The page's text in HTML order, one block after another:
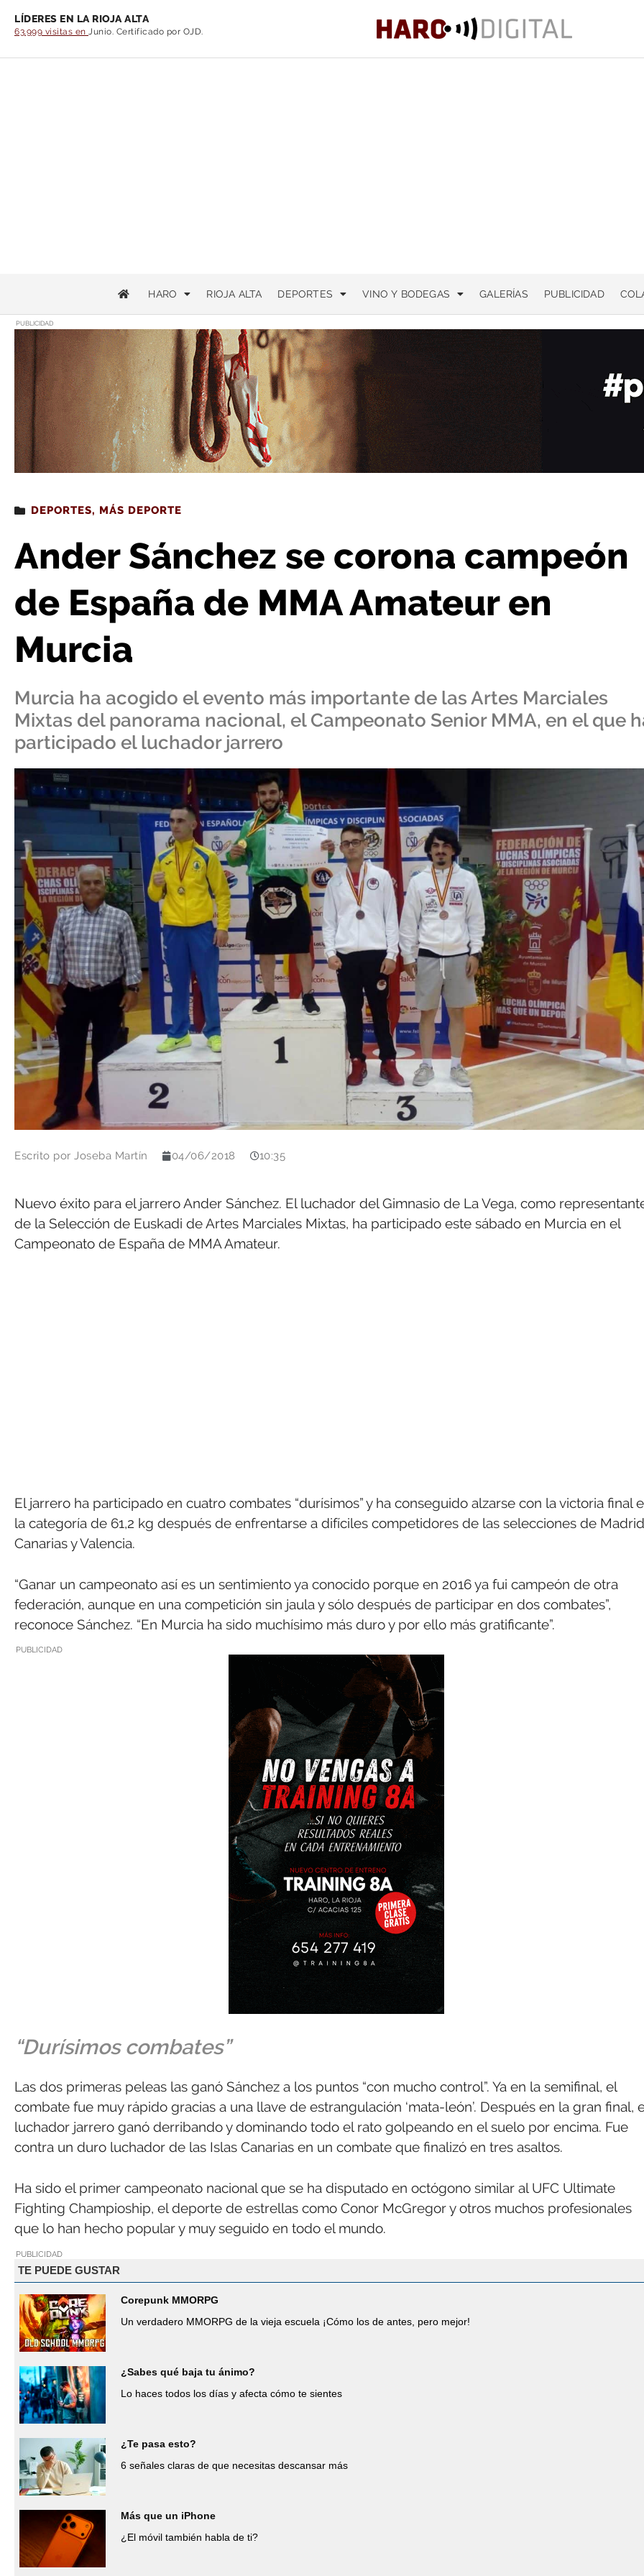
LÍDERES EN LA RIOJA ALTA
63.999 visitas en Junio. Certificado por OJD.
HARO RIOJA ALTA DEPORTES VINO Y BODEGAS GALERÍAS PUBLICIDAD
PUBLICIDAD
Estás leyendo: Ander Sánchez se corona campeón de España de MMA Amateur en Murcia
DEPORTES, MÁS DEPORTE
Ander Sánchez se corona campeón
de España de MMA Amateur en
Murcia
Murcia ha acogido el evento más importante de las Artes Marciales
Mixtas del panorama nacional, el Campeonato Senior MMA, en el que
participado el luchador jarrero
Escrito por Joseba Martín 04/06/2018 10:35
Nuevo éxito para el jarrero Ander Sánchez. El luchador del Gimnasio de La Vega, como
de la Selección de Euskadi de Artes Marciales Mixtas, ha participado este sábado en Murcia en el
Campeonato de España de MMA Amateur.
El jarrero ha participado en cuatro combates “durísimos” y ha conseguido alzarse con la victoria final
la categoría de 61,2 kg después de enfrentarse a difíciles competidores de las selecciones de
Canarias y Valencia.
“Ganar un campeonato así es un sentimiento ya conocido porque en 2016 ya fui campeón de otra
federación, aunque en una competición sin jaula y sólo después de participar en dos combates”,
reconoce Sánchez. “En Murcia ha sido muchísimo más duro y por ello más gratificante”.
PUBLICIDAD
“Durísimos combates”
Las dos primeras peleas las ganó Sánchez a los puntos “con mucho control”. Ya en la semifinal, el
combate fue muy rápido gracias a una llave de estrangulación ‘mata-león’. Después en la gran final,
luchador jarrero ganó derribando y dominando todo el rato golpeando en el suelo por encima. Fue
contra un duro luchador de las Islas Canarias en un combate que finalizó en tres asaltos.
Ha sido el primer campeonato nacional que se ha disputado en octógono similar al UFC Ultimate
Fighting Champioship, el deporte de estrellas como Conor McGregor y otros muchos profesionales
que lo han hecho popular y muy seguido en todo el mundo.
PUBLICIDAD
TE PUEDE GUSTAR
Corepunk MMORPG
Un verdadero MMORPG de la vieja escuela ¡Cómo los de antes, pero mejor!
¿Sabes qué baja tu ánimo?
Lo haces todos los días y afecta cómo te sientes
¿Te pasa esto?
6 señales claras de que necesitas descansar más
Más que un iPhone
¿El móvil también habla de ti?